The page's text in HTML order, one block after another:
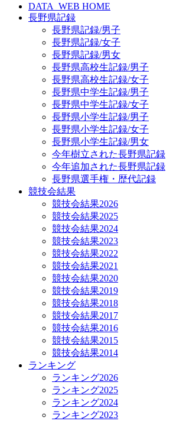
DATA_WEB HOME
長野県記録
長野県記録/男子
長野県記録/女子
長野県記録/男女
長野県高校生記録/男子
長野県高校生記録/女子
長野県中学生記録/男子
長野県中学生記録/女子
長野県小学生記録/男子
長野県小学生記録/女子
長野県小学生記録/男女
今年樹立された長野県記録
今年追加された長野県記録
長野県選手権・歴代記録
競技会結果
競技会結果2026
競技会結果2025
競技会結果2024
競技会結果2023
競技会結果2022
競技会結果2021
競技会結果2020
競技会結果2019
競技会結果2018
競技会結果2017
競技会結果2016
競技会結果2015
競技会結果2014
ランキング
ランキング2026
ランキング2025
ランキング2024
ランキング2023